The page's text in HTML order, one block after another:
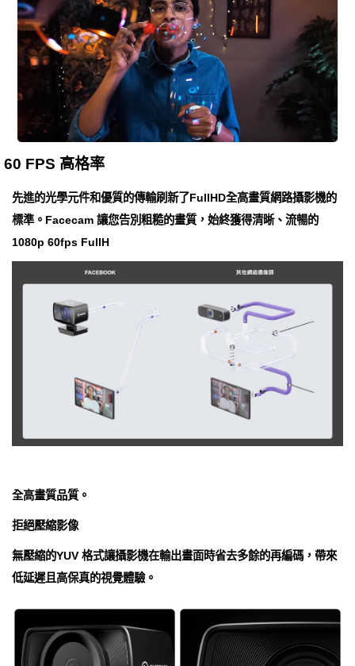
60 FPS 高格率
先進的光學元件和優質的傳輸刷新了FullHD全高畫質網路攝影機的
標準。Facecam 讓您告別粗糙的畫質，始終獲得清晰、流暢的
1080p 60fps FullH
全高畫質品質。
拒絕壓縮影像
無壓縮的YUV 格式讓攝影機在輸出畫面時省去多餘的再編碼，帶來
低延遲且高保真的視覺體驗。